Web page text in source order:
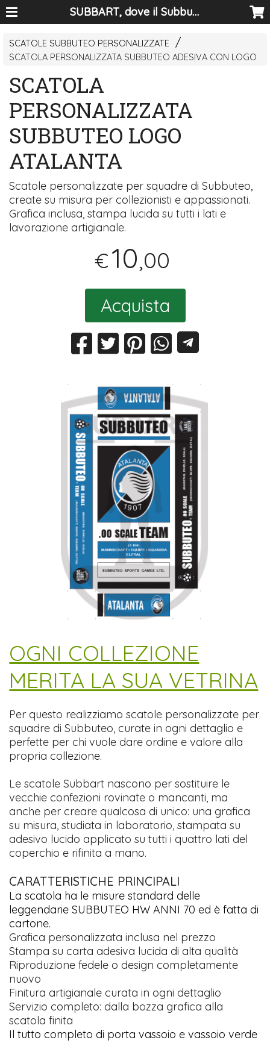
SUBBART, dove il Subbuteo diventa arte
SCATOLE SUBBUTEO PERSONALIZZATE
SCATOLA PERSONALIZZATA SUBBUTEO ADESIVA CON LOGO
SCATOLA
PERSONALIZZATA
SUBBUTEO LOGO
ATALANTA
Scatole personalizzate per squadre di Subbuteo,
create su misura per collezionisti e appassionati.
Grafica inclusa, stampa lucida su tutti i lati e
lavorazione artigianale.
€10,00
Acquista
​OGNI COLLEZIONE
MERITA LA SUA VETRINA
Per questo realizziamo scatole personalizzate per
squadre di Subbuteo, curate in ogni dettaglio e
perfette per chi vuole dare ordine e valore alla
propria collezione.
Le scatole Subbart nascono per sostituire le
vecchie confezioni rovinate o mancanti, ma
anche per creare qualcosa di unico: una grafica
su misura, studiata in laboratorio, stampata su
adesivo lucido applicato su tutti i quattro lati del
coperchio e rifinita a mano.
CARATTERISTICHE PRINCIPALI
La scatola ha le misure standard delle
leggendarie SUBBUTEO HW ANNI 70 ed è fatta di
cartone.
Grafica personalizzata inclusa nel prezzo
Stampa su carta adesiva lucida di alta qualità
Riproduzione fedele o design completamente
nuovo
Finitura artigianale curata in ogni dettaglio
Servizio completo: dalla bozza grafica alla
scatola finita
Il tutto completo di porta vassoio e vassoio verde